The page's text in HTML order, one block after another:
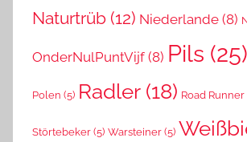
Naturtrüb (12) Niederlande (8)
OnderNulPuntVijf (8) Pils (25)
Polen (5) Radler(18) Road Runner
Störtebeker (5) Warsteiner (5)